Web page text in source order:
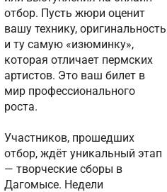
отбор. Пусть жюри оценит
вашу технику, оригинальность
и ту самую «изюминку»,
которая отличает пермских
артистов. Это ваш билет в
мир профессионального
роста.
Участников, прошедших
отбор, ждёт уникальный этап
— творческие сборы в
Дагомысе. Недели